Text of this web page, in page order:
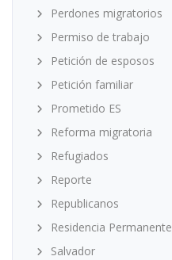
Perdones migratorios
Permiso de trabajo
Petición de esposos
Petición familiar
Prometido ES
Reforma migratoria
Refugiados
Reporte
Republicanos
Residencia Permanente
Salvador